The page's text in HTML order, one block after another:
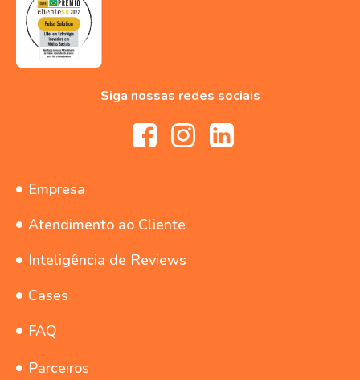
Siga nossas redes sociais
Empresa
Atendimento ao Cliente
Inteligência de Reviews
Cases
FAQ
Parceiros